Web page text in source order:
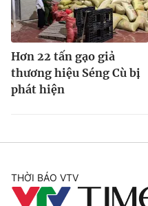
Hơn 22 tấn gạo giả
thương hiệu Séng Cù bị
phát hiện
THỜI BÁO VTV